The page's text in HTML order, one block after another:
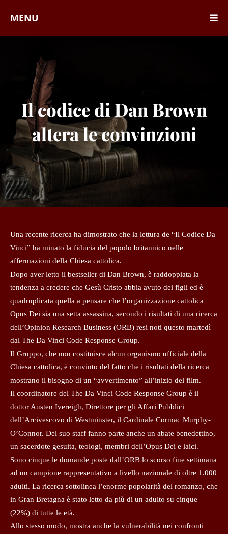
MENU
Il codice di Dan Brown
altera le convinzioni
Una recente ricerca ha dimostrato che la lettura de “Il Codice Da
Vinci” ha minato la fiducia del popolo britannico nelle
affermazioni della Chiesa cattolica.
Dopo aver letto il bestseller di Dan Brown, è raddoppiata la
tendenza a credere che Gesù Cristo abbia avuto dei figli ed è
quadruplicata quella a pensare che l’organizzazione cattolica
Opus Dei sia una setta assassina, secondo i risultati di una ricerca
dell’Opinion Research Business (ORB) resi noti questo martedì
dal The Da Vinci Code Response Group.
Il Gruppo, che non costituisce alcun organismo ufficiale della
Chiesa cattolica, è convinto del fatto che i risultati della ricerca
mostrano il bisogno di un “avvertimento” all’inizio del film.
Il coordinatore del The Da Vinci Code Response Group è il
dottor Austen Ivereigh, Direttore per gli Affari Pubblici
dell’Arcivescovo di Westminster, il Cardinale Cormac Murphy-
O’Connor. Del suo staff fanno parte anche un abate benedettino,
un sacerdote gesuita, teologi, membri dell’Opus Dei e laici.
Sono cinque le domande poste dall’ORB lo scorso fine settimana
ad un campione rappresentativo a livello nazionale di oltre 1.000
adulti. La ricerca sottolinea l’enorme popolarità del romanzo, che
in Gran Bretagna è stato letto da più di un adulto su cinque
(22%) di tutte le età.
Allo stesso modo, mostra anche la vulnerabilità nei confronti